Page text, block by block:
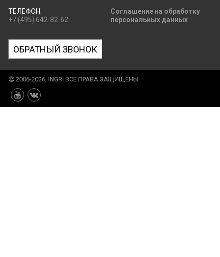
ТЕЛЕФОН:
+7 (495) 642-82-62
Соглашение на обработку
персональных данных
ОБРАТНЫЙ ЗВОНОК
2006-2026, INGRI ВСЕ ПРАВА ЗАЩИЩЕНЫ